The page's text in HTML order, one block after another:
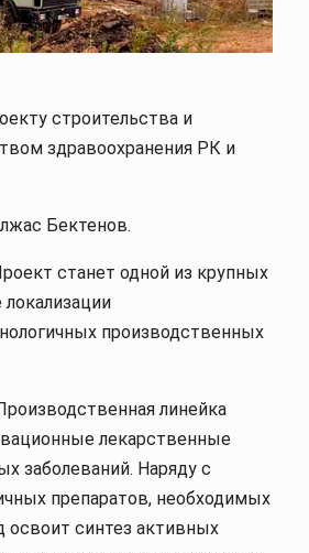
строительства и
здравоохранения РК и
Бектенов.
станет одной из крупных
производственных
линейка
лекарственные
заболеваний. Наряду с
препаратов, необходимых
освоит синтез активных